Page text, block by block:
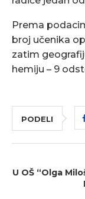
Prema
broj učenika
zatim
hemiju – 9
PODELI
U OŠ “Olga